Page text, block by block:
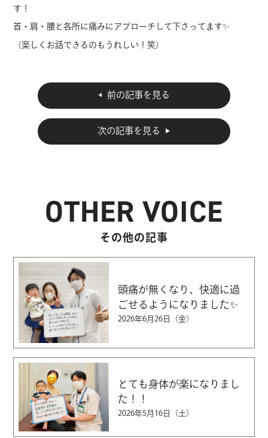
す！
首・肩・腰と各所に痛みにアプローチして下さってます✨
（楽しくお話できるのもうれしい！笑）
前の記事を見る
次の記事を見る
OTHER VOICE
その他の記事
頭痛が無くなり、快適に過
ごせるようになりました✨
2026年6月26日（金）
とても身体が楽になりまし
た！！
2026年5月16日（土）